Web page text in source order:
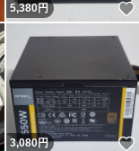
いいね！
5,380円
3,080円